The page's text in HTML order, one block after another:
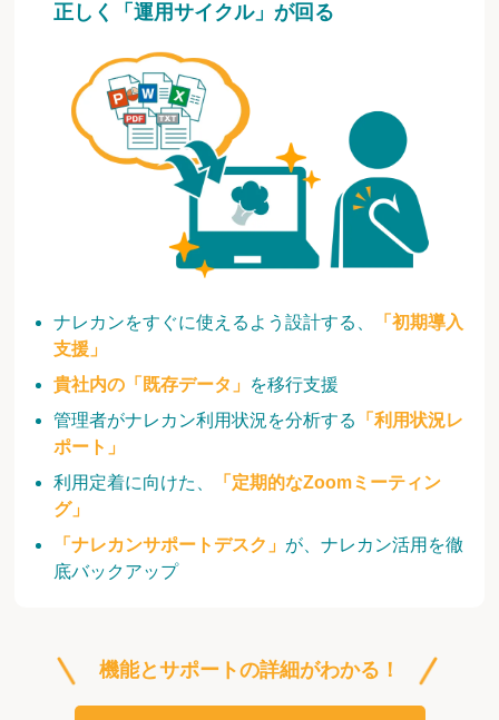
ナレカンをすぐに使えるよう設計する、
「初期導入
支援」
貴社内の「既存データ」 を移行支援
管理者がナレカン利用状況を分析する
「利用状況レ
ポート」
利用定着に向けた、
「定期的なZoomミーティン
グ」
「ナレカンサポートデスク」 が、ナレカン活用を徹
底バックアップ
正しく「運用サイクル」が回る
機能とサポートの詳細がわかる！